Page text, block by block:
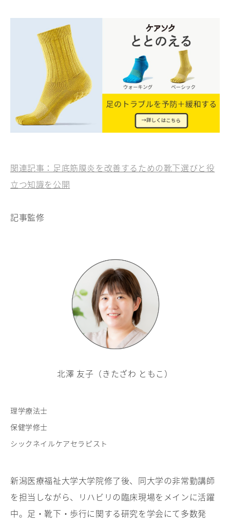
関連記事：足底筋膜炎を改善するための靴下選びと役
立つ知識を公開
記事監修
北澤 友子（きたざわ ともこ）
理学療法士
保健学修士
シックネイルケアセラピスト
新潟医療福祉大学大学院修了後、同大学の非常勤講師
を担当しながら、リハビリの臨床現場をメインに活躍
中。足・靴下・歩行に関する研究を学会にて多数発